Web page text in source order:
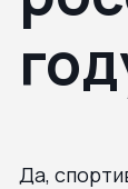
Да,